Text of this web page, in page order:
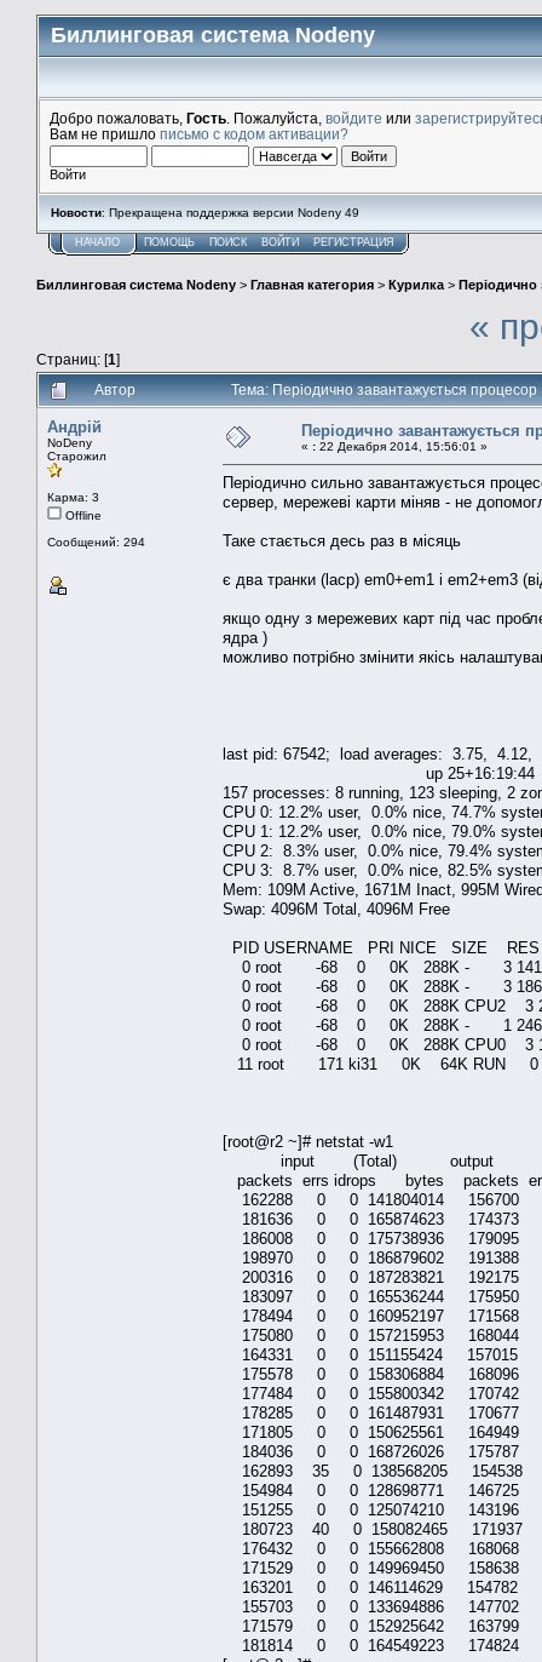
Биллинговая система Nodeny
Добро пожаловать, Гость . Пожалуйста, войдите или
Вам не пришло письмо с кодом активации?
Войти
Новости: Прекращена поддержка версии Nodeny 49
НАЧАЛО ПОМОЩЬ ПОИСК ВОЙТИ РЕГИСТРАЦИЯ
Биллинговая система Nodeny > Главная категория > Курилка > Періодично
Страниц: [1]
«
Автор Тема: Періодично завантажується
Андрій
NoDeny
Старожил
Карма: 3
Offline
Сообщений: 294
Періодично завантажується
« : 22 Декабря 2014, 15:56:01 »
Періодично сильно завантажується
сервер, мережеві карти міняв - не
Таке стається десь раз в місяць
є два транки (lacp) em0+em1 i em2+em3
якщо одну з мережевих карт під час
ядра )
можливо потрібно змінити якісь
last pid: 67542;
up 25+16:19:44
157 processes: 8 running, 123 sleeping, 2
CPU 0: 12.2% user, 0.0% nice, 74.7%
CPU 1: 12.2% user, 0.0% nice, 79.0%
CPU 2: 8.3% user, 0.0% nice, 79.4%
CPU 3: 8.7% user, 0.0% nice, 82.5%
Mem: 109M Active, 1671M Inact, 995M
Swap: 4096M Total, 4096M Free
PID USERNAME PRI NICE SIZE
0 root -68 0 0K 288K - 3 141.1H
0 root -68 0 0K 288K - 3 186.5H
0 root -68 0 0K 288K CPU2 3
0 root -68 0 0K 288K - 1 246.8H
0 root -68 0 0K 288K CPU0 3
11 root 171 ki31 0K 64K RUN 0
[root@r2 ~]# netstat -w1
input (Total) output
packets errs idrops bytes packets
162288 0 0 141804014 156700
181636 0 0 165874623 174373
186008 0 0 175738936 179095
198970 0 0 186879602 191388
200316 0 0 187283821 192175
183097 0 0 165536244 175950
178494 0 0 160952197 171568
175080 0 0 157215953 168044
164331 0 0 151155424 157015
175578 0 0 158306884 168096
177484 0 0 155800342 170742
178285 0 0 161487931 170677
171805 0 0 150625561 164949
184036 0 0 168726026 175787
162893 35 0 138568205 154538
154984 0 0 128698771 146725
151255 0 0 125074210 143196
180723 40 0 158082465 171937
176432 0 0 155662808 168068
171529 0 0 149969450 158638
163201 0 0 146114629 154782
155703 0 0 133694886 147702
171579 0 0 152925642 163799
181814 0 0 164549223 174824